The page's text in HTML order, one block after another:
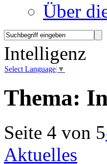
Über
Intelligenz
Select Language ▼
Thema:
Seite 4 von 5
Aktuelles